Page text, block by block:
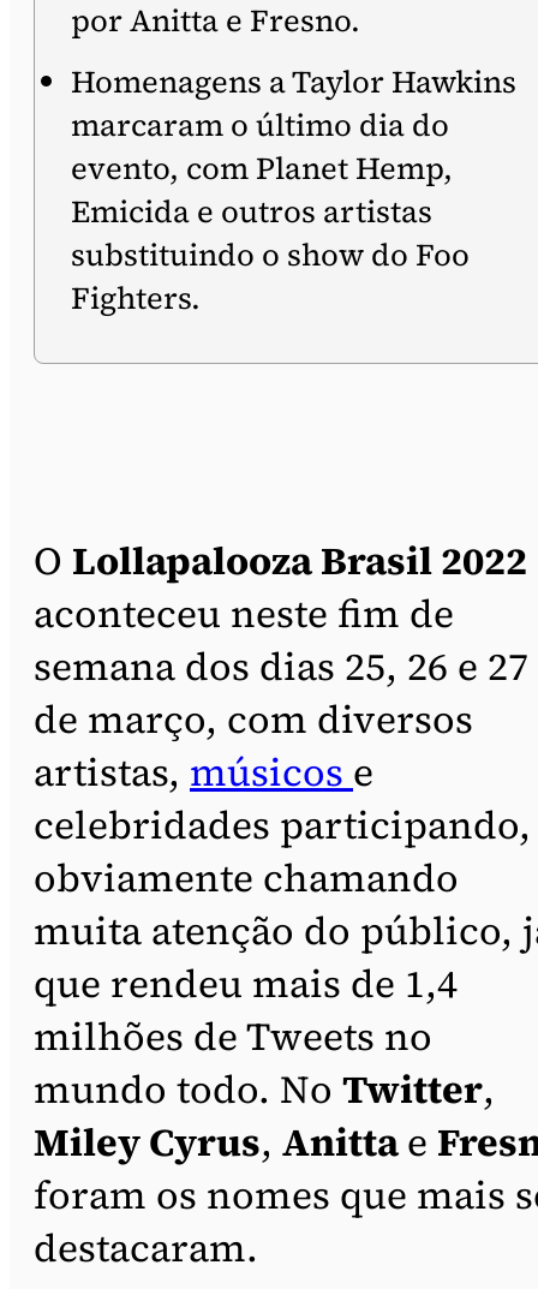
por Anitta e Fresno.
Homenagens a Taylor Hawkins
marcaram o último dia do
evento, com Planet Hemp,
Emicida e outros artistas
substituindo o show do Foo
Fighters.
O Lollapalooza Brasil 2022
aconteceu neste fim de
semana dos dias 25, 26 e 27
de março, com diversos
artistas, músicos e
celebridades participando,
obviamente chamando
muita atenção do público,
que rendeu mais de 1,4
milhões de Tweets no
mundo todo. No Twitter,
Miley Cyrus, Anittae
foram os nomes que mais
destacaram.